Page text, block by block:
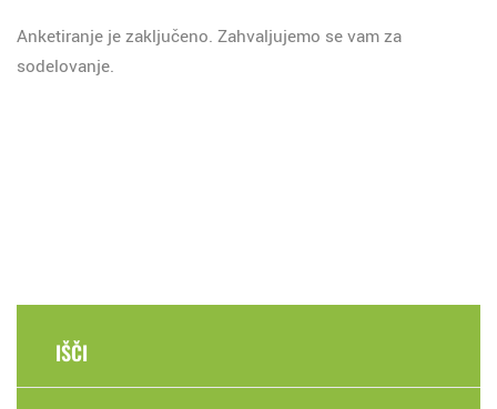
Anketiranje je zaključeno. Zahvaljujemo se vam za
sodelovanje.
IŠČI